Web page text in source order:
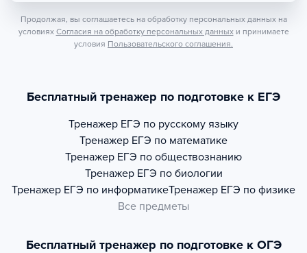
Продолжая, вы соглашаетесь на обработку персональных данных на
условиях Согласия на обработку персональных данных и принимаете
условия Пользовательского соглашения.
Бесплатный тренажер по подготовке к ЕГЭ
Тренажер ЕГЭ по русскому языку
Тренажер ЕГЭ по математике
Тренажер ЕГЭ по обществознанию
Тренажер ЕГЭ по биологии
Тренажер ЕГЭ по информатикеТренажер ЕГЭ по физике
Все предметы
Бесплатный тренажер по подготовке к ОГЭ